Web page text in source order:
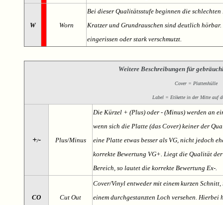
W Worn
Bei dieser Qualitätsstufe beginnen die
Kratzer und Grundrauschen sind deutlich
eingerissen oder stark verschmutzt.
Weitere Beschreibungen für
Cover = Plattenhülle
Label = Etikette in der Mitte auf
+/- Plus/Minus
Die Kürzel + (Plus) oder - (Minus) werden an
wenn sich die Platte (das Cover) keiner der
eine Platte etwas besser als VG, nicht jedoch
korrekte Bewertung VG+. Liegt die Qualität
Bereich, so lautet die korrekte Bewertung Ex-.
CO Cut Out
Cover/Vinyl entweder mit einem kurzen
einem durchgestanzten Loch versehen. Hierbei